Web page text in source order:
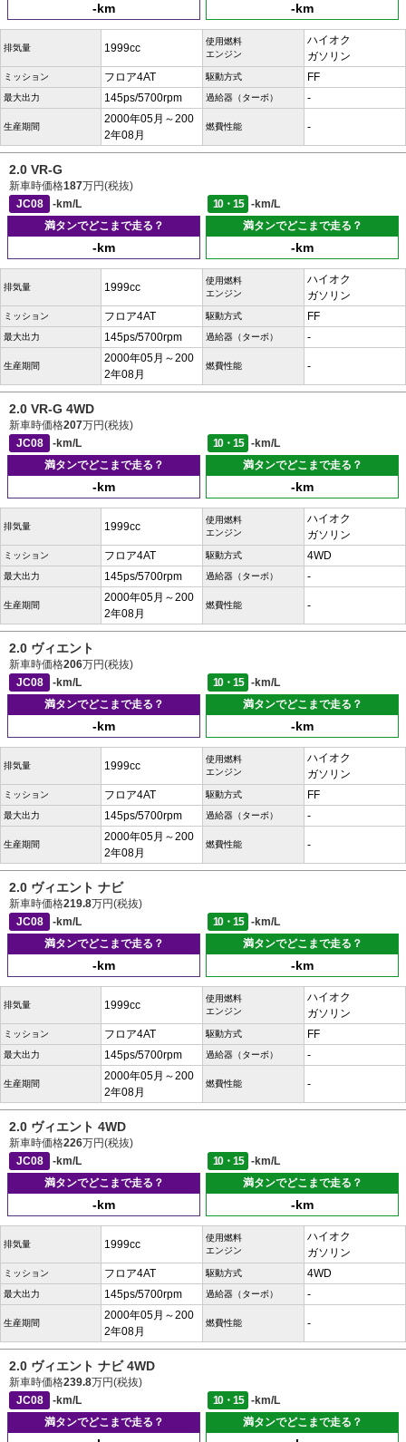
-km -km
排気量 1999cc
使用燃料
エンジン
ハイオク
ガソリン
ミッション フロア4AT 駆動方式 FF
最大出力 145ps/5700rpm 過給器（ターボ） -
生産期間
2000年05月～200
2年08月
燃費性能 -
2.0 VR-G
新車時価格187万円(税抜)
JC08
-km/L 10・15
-km/L
満タンでどこまで走る？
-km
満タンでどこまで走る？
-km
排気量 1999cc
使用燃料
エンジン
ハイオク
ガソリン
ミッション フロア4AT 駆動方式 FF
最大出力 145ps/5700rpm 過給器（ターボ） -
生産期間
2000年05月～200
2年08月
燃費性能 -
2.0 VR-G 4WD
新車時価格207万円(税抜)
JC08
-km/L 10・15
-km/L
満タンでどこまで走る？
-km
満タンでどこまで走る？
-km
排気量 1999cc
使用燃料
エンジン
ハイオク
ガソリン
ミッション フロア4AT 駆動方式 4WD
最大出力 145ps/5700rpm 過給器（ターボ） -
生産期間
2000年05月～200
2年08月
燃費性能 -
2.0 ヴィエント
新車時価格206万円(税抜)
JC08
-km/L 10・15
-km/L
満タンでどこまで走る？
-km
満タンでどこまで走る？
-km
排気量 1999cc
使用燃料
エンジン
ハイオク
ガソリン
ミッション フロア4AT 駆動方式 FF
最大出力 145ps/5700rpm 過給器（ターボ） -
生産期間
2000年05月～200
2年08月
燃費性能 -
2.0 ヴィエント ナビ
新車時価格219.8万円(税抜)
JC08
-km/L 10・15
-km/L
満タンでどこまで走る？
-km
満タンでどこまで走る？
-km
排気量 1999cc
使用燃料
エンジン
ハイオク
ガソリン
ミッション フロア4AT 駆動方式 FF
最大出力 145ps/5700rpm 過給器（ターボ） -
生産期間
2000年05月～200
2年08月
燃費性能 -
2.0 ヴィエント 4WD
新車時価格226万円(税抜)
JC08
-km/L 10・15
-km/L
満タンでどこまで走る？
-km
満タンでどこまで走る？
-km
排気量 1999cc
使用燃料
エンジン
ハイオク
ガソリン
ミッション フロア4AT 駆動方式 4WD
最大出力 145ps/5700rpm 過給器（ターボ） -
生産期間
2000年05月～200
2年08月
燃費性能 -
2.0 ヴィエント ナビ 4WD
新車時価格239.8万円(税抜)
JC08
-km/L 10・15
-km/L
満タンでどこまで走る？
満タンでどこまで走る？